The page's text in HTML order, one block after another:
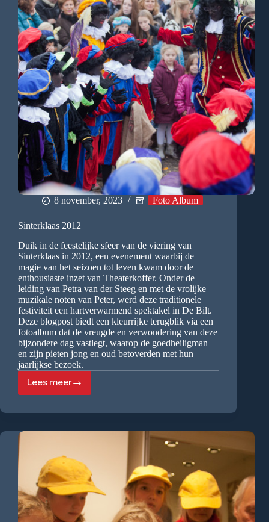
8 november, 2023 Foto Album
Sinterklaas 2012
Duik in de feestelijke sfeer van de viering van
Sinterklaas in 2012, een evenement waarbij de
magie van het seizoen tot leven kwam door de
enthousiaste inzet van Theaterkoffer. Onder de
leiding van Petra van der Steeg en met de vrolijke
muzikale noten van Peter, werd deze traditionele
festiviteit een hartverwarmend spektakel in De Bilt.
Deze blogpost biedt een kleurrijke terugblik via een
fotoalbum dat de vreugde en verwondering van deze
bijzondere dag vastlegt, waarop de goedheiligman
en zijn pieten jong en oud betoverden met hun
jaarlijkse bezoek.
Lees meerSinterklaas
2012